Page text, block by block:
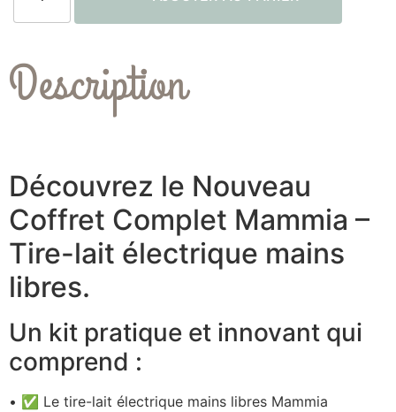
Description
Découvrez le Nouveau
Coffret Complet Mammia –
Tire-lait électrique mains
libres.
Un kit pratique et innovant qui
comprend :
• ✅ Le tire-lait électrique mains libres Mammia